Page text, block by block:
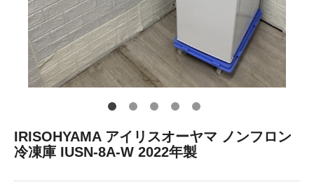
IRISOHYAMA アイリスオーヤマ ノンフロン
冷凍庫 IUSN-8A-W 2022年製